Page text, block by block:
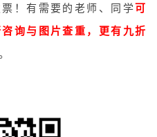
！有需要的老师、同学可
询与图片查重，更有九折